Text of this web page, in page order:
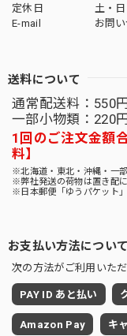
定休日
土・
E-mail
お問
送料について
通常配送料：550
一部小物類：220
1回のご注文金額
料】
※北海道・東北・沖縄・一
※弊社発送の荷物は置き配
※日本郵便「ゆうパケット
お支払い方法について
次の方法がご利用いただ
PAY ID あと払い
Amazon Pay キ